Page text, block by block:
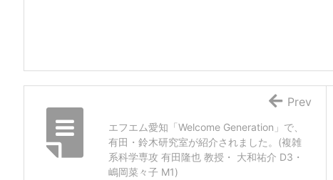
エフエム愛知「Welcome Generation」で、
有田・鈴木研究室が紹介されました。(複雑
系科学専攻 有田隆也 教授・ 大和祐介 D3・
嶋岡菜々子 M1)
Prev